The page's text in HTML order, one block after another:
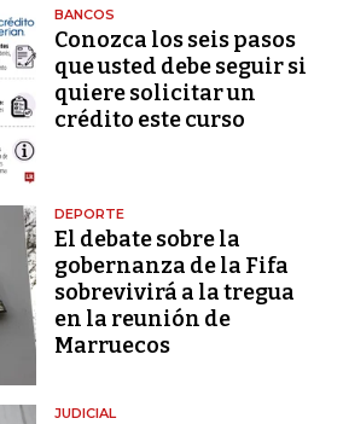
BANCOS
Conozca los seis pasos
que usted debe seguir si
quiere solicitar un
crédito este curso
DEPORTE
El debate sobre la
gobernanza de la Fifa
sobrevivirá a la tregua
en la reunión de
Marruecos
JUDICIAL